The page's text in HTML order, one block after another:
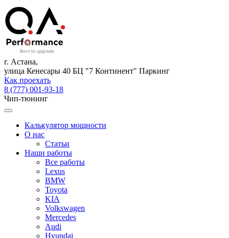
г. Астана,
улица Кенесары 40 БЦ "7 Континент" Паркинг
Как проехать
8 (777) 001-93-18
Чип-тюнинг
Калькулятор мощности
О нас
Статьи
Наши работы
Все работы
Lexus
BMW
Toyota
KIA
Volkswagen
Mercedes
Audi
Hyundai